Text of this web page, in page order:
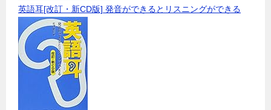
英語耳[改訂・新CD版] 発音ができるとリスニングができる